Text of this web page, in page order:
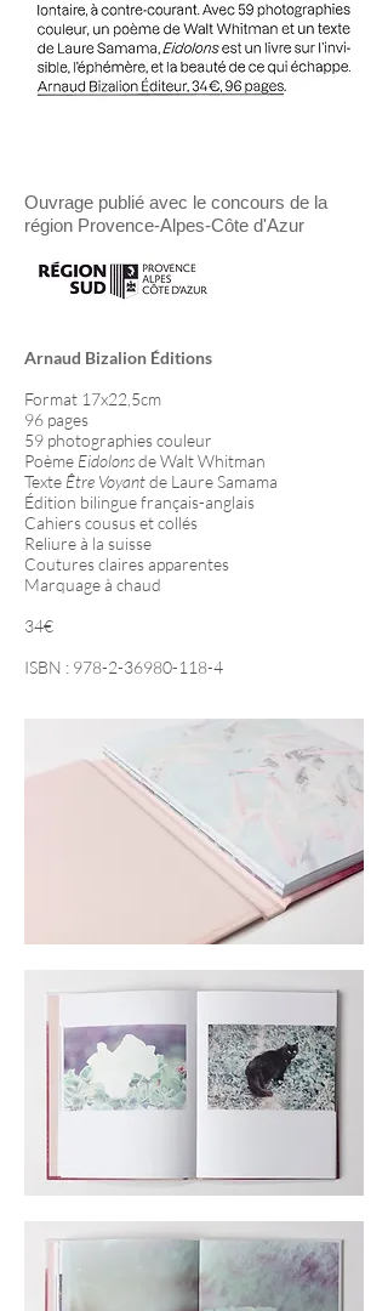
Ouvrage publié avec le concours de la
région Provence-Alpes-Côte d'Azur
Arnaud Bizalion Éditions
Format 17x22,5cm
96 pages
59 photographies couleur
Poème Eidolonsde Walt Whitman
Texte Être Voyantde Laure Samama
Édition bilingue français-anglais
Cahiers cousus et collés
Reliure à la suisse
Coutures claires apparentes
Marquage à chaud
34€
ISBN : 978-2-36980-118-4